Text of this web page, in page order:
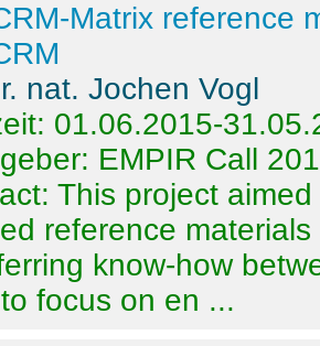
Matrix reference
nat. Jochen Vogl
01.06.2015-
EMPIR Call
This project
reference
know-how
focus on en ...